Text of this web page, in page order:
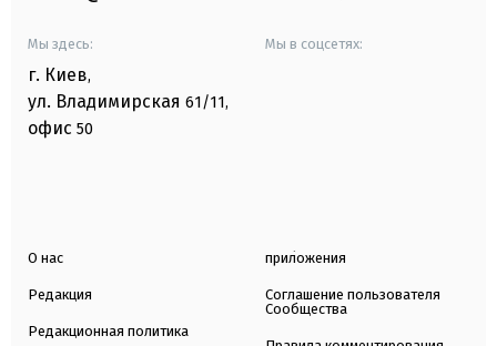
Мы здесь:
г. Киев,
ул. Владимирская 61/11,
офис 50
Мы в соцсетях:
О нас
Редакция
Редакционная политика
приложения
Соглашение пользователя
Сообщества